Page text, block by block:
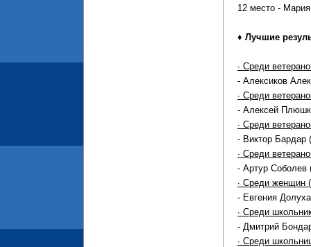
12 место -
♦ Лучшие
∙ Среди
- Алексиков
∙ Среди
- Алексей
∙ Среди
- Виктор Бардар
∙ Среди
- Артур Соболев
∙ Среди женщин
- Евгения
∙ Среди
- Дмитрий
∙ Среди